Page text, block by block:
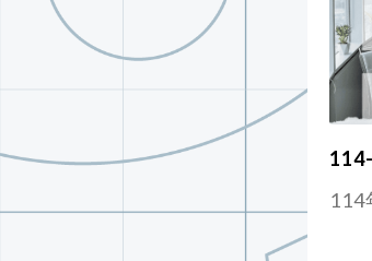
114